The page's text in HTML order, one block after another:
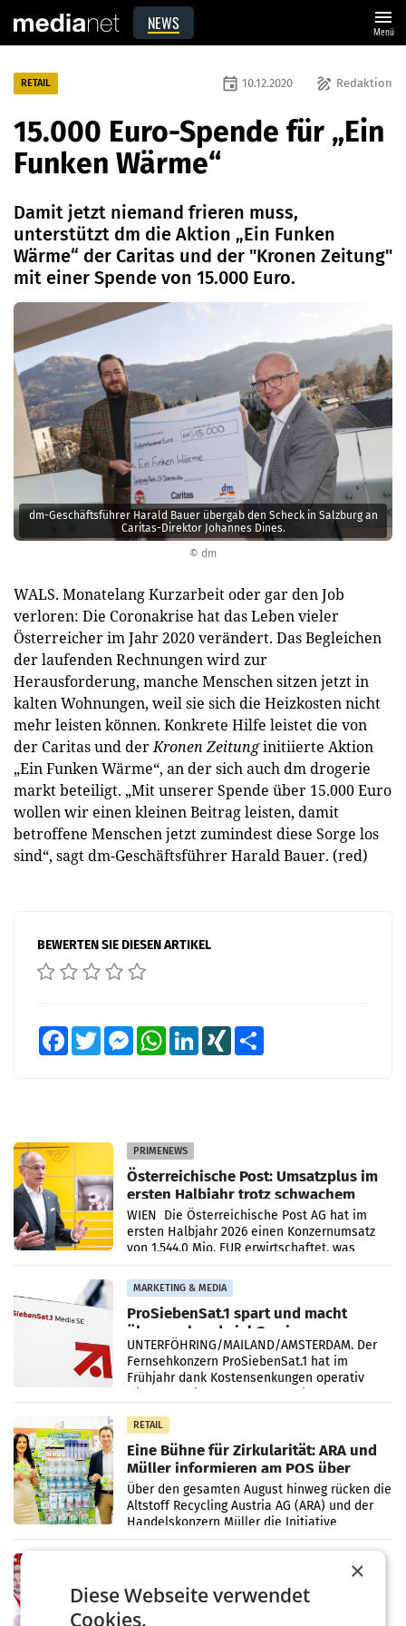
NEWS menu
Menü
© dm
dm-Geschäftsführer Harald Bauer übergab den Scheck in Salzburg an
Caritas-Direktor Johannes Dines.
RETAIL draw Redaktion
event 10.12.2020
15.000 Euro-Spende für „Ein
Funken Wärme“
Damit jetzt niemand frieren muss,
unterstützt dm die Aktion „Ein Funken
Wärme“ der Caritas und der "Kronen Zeitung"
mit einer Spende von 15.000 Euro.
WALS. Monatelang Kurzarbeit oder gar den Job
verloren: Die Coronakrise hat das Leben vieler
Österreicher im Jahr 2020 verändert. Das Begleichen
der laufenden Rechnungen wird zur
Herausforderung, manche Menschen sitzen jetzt in
kalten Wohnungen, weil sie sich die Heizkosten nicht
mehr leisten können. Konkrete Hilfe leistet die von
der Caritas und derKronen Zeitunginitiierte Aktion
„Ein Funken Wärme“, an der sich auch dm drogerie
markt beteiligt. „Mit unserer Spende über 15.000 Euro
wollen wir einen kleinen Beitrag leisten, damit
betroffene Menschen jetzt zumindest diese Sorge los
sind“, sagt dm-Geschäftsführer Harald Bauer. (red)
BEWERTEN SIE DIESEN ARTIKEL
FacebookTwitter MessengerWhatsAppLinkedInXING
PRIMENEWS
Österreichische Post: Umsatzplus im
ersten Halbjahr trotz schwachem
Briefgeschäft
WIEN Die Österreichische Post AG hat im
ersten Halbjahr 2026 einen Konzernumsatz
von 1.544,0 Mio. EUR erwirtschaftet, was
einem Plus von 3,8 Prozent gegenüber dem
Vergleichszeitraum
MARKETING & MEDIA
ProSiebenSat.1 spart und macht
überraschend viel Gewinn
UNTERFÖHRING/MAILAND/AMSTERDAM. Der
Fernsehkonzern ProSiebenSat.1 hat im
Frühjahr dank Kostensenkungen operativ
RETAIL
Eine Bühne für Zirkularität: ARA und
Müller informieren am POS über
Kreislauffähigkeit
Über den gesamten August hinweg rücken die
Altstoff Recycling Austria AG (ARA) und der
Handelskonzern Müller die Initiative
„Kreislauf-Helden“ in allen österreichischen
Müller-Filialen
Penny modernisiert zwei Filialen in
Ober- und Niederösterreich
WIENER NEUDORF. – Im Rahmen einer
×
Diese Webseite verwendet
Cookies.